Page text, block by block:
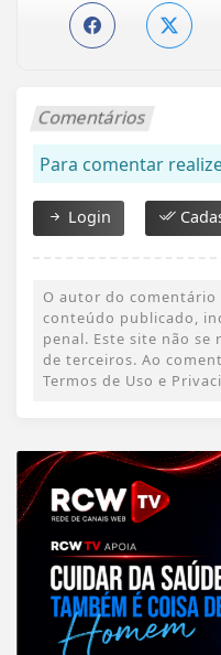
Comentários
Para comentar
Login
O autor do comentário
conteúdo publicado,
penal. Este site não se
de terceiros. Ao
Termos de Uso e